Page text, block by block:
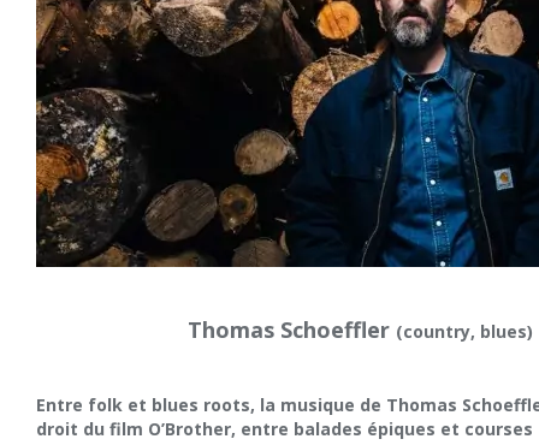
Thomas Schoeffler (country, blues)
Entre folk et blues roots, la musique de Thomas
droit du film O’Brother, entre balades épiques et